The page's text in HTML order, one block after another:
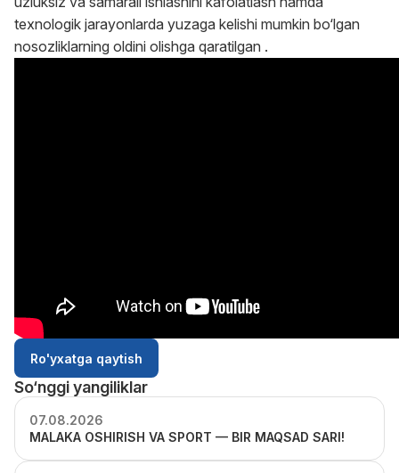
texnologik jarayonlarda yuzaga kelishi mumkin bo‘lgan
nosozliklarning oldini olishga qaratilgan .
Ro'yxatga qaytish
So‘nggi yangiliklar
07.08.2026
MALAKA OSHIRISH VA SPORT — BIR MAQSAD SARI!